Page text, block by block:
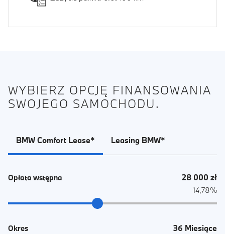
WYBIERZ OPCJĘ FINANSOWANIA
SWOJEGO SAMOCHODU.
BMW Comfort Lease* Leasing BMW*
Opłata wstępna 28 000 zł
14,78%
Okres 36 Miesiące